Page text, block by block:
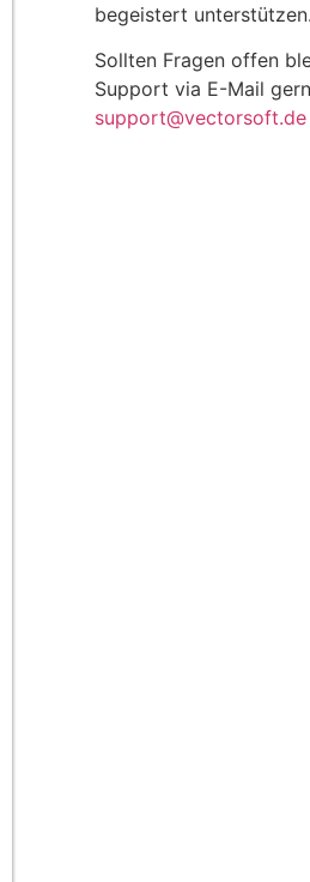
begeistert unterstützen.
Sollten Fragen offen
Support via E-Mail
support@vectorsoft.de